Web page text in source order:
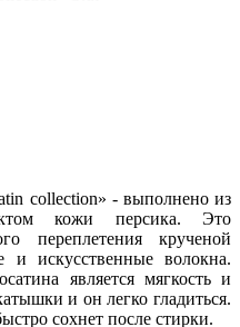
collection» - выполнено из
кожи персика. Это
переплетения крученой
и искусственные волокна.
является мягкость и
и он легко гладиться.
сохнет после стирки.